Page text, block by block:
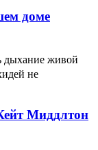
доме
дыхание живой
не
Миддлтон